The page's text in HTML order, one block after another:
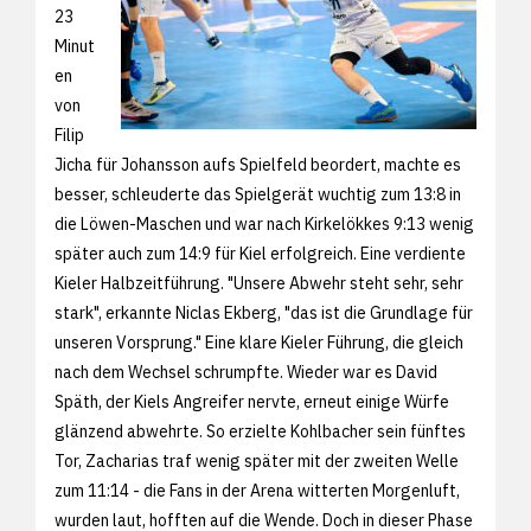
23
Minut
en
von
Filip
Jicha für Johansson aufs Spielfeld beordert, machte es
besser, schleuderte das Spielgerät wuchtig zum 13:8 in
die Löwen-Maschen und war nach Kirkelökkes 9:13 wenig
später auch zum 14:9 für Kiel erfolgreich. Eine verdiente
Kieler Halbzeitführung. "Unsere Abwehr steht sehr, sehr
stark", erkannte Niclas Ekberg, "das ist die Grundlage für
unseren Vorsprung." Eine klare Kieler Führung, die gleich
nach dem Wechsel schrumpfte. Wieder war es David
Späth, der Kiels Angreifer nervte, erneut einige Würfe
glänzend abwehrte. So erzielte Kohlbacher sein fünftes
Tor, Zacharias traf wenig später mit der zweiten Welle
zum 11:14 - die Fans in der Arena witterten Morgenluft,
wurden laut, hofften auf die Wende. Doch in dieser Phase